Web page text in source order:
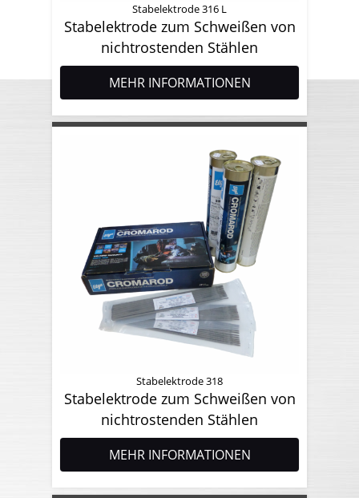
Stabelektrode 316 L
Stabelektrode zum Schweißen von
nichtrostenden Stählen
MEHR INFORMATIONEN
Stabelektrode 318
Stabelektrode zum Schweißen von
nichtrostenden Stählen
MEHR INFORMATIONEN